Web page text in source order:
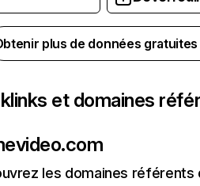
plus de données
et domaines
les domaines référents